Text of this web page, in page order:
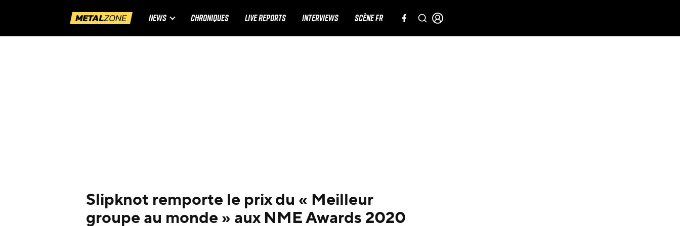
NEWS CHRONIQUES LIVE REPORTS INTERVIEWS SCÈNE FR
Slipknot remporte le prix du « Meilleur
groupe au monde » aux NME Awards 2020